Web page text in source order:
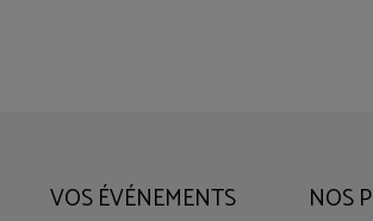
VOS ÉVÉNEMENTS NOS